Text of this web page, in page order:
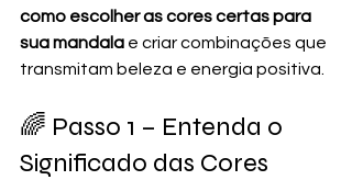
como escolher as cores certas para
sua mandala e criar combinações que
transmitam beleza e energia positiva.
🌈 Passo 1 – Entenda o
Significado das Cores